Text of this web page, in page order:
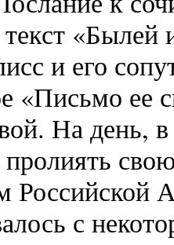
и его
«Письмо ее
На день, в
пролиять
Российской
с